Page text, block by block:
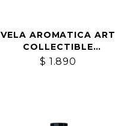
VELA AROMATICA ART
COLLECTIBLE
MANDARIN ROSE
$ 1.890